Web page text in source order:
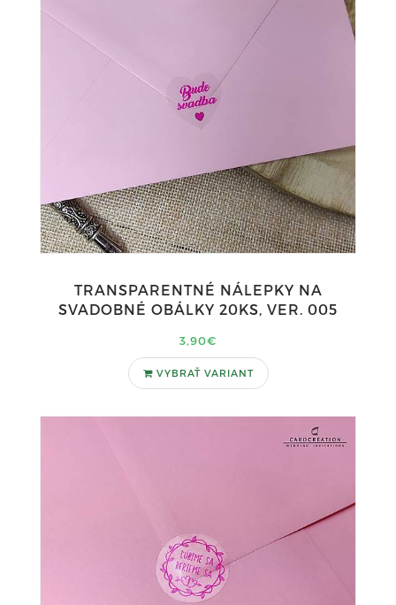
TRANSPARENTNÉ NÁLEPKY NA
SVADOBNÉ OBÁLKY 20KS, VER. 005
3,90€
VYBRAŤ VARIANT